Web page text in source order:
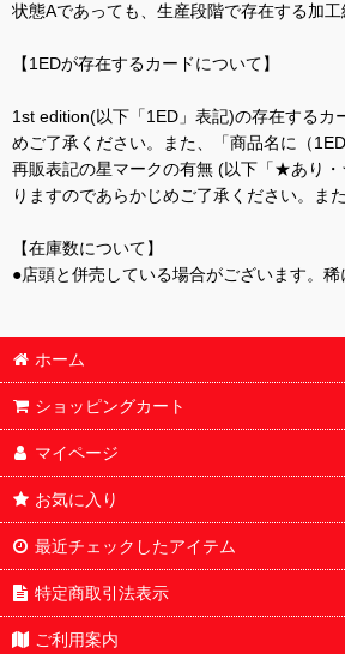
状態Aであっても、生産段階で存在する加
【1EDが存在するカードについて】
1st edition(以下「1ED」表記)の存在するカ
めご了承ください。また、「商品名に（
再販表記の星マークの有無 (以下「★あり
りますのであらかじめご了承ください。
【在庫数について】
●店頭と併売している場合がございます。
ホーム
ショッピングカート
マイページ
お気に入り
最近チェックしたアイテム
特定商取引法表示
ご利用案内